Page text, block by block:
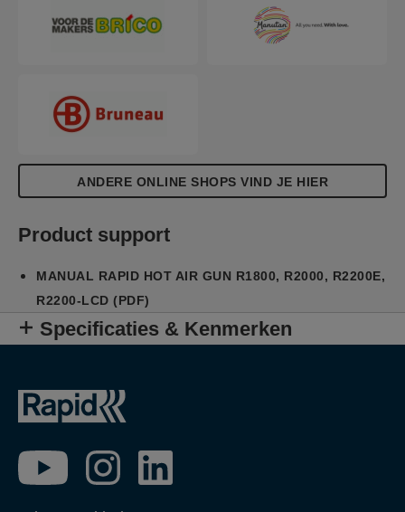
Geleverd in een handige beschermende opberg-
en transportkoffer met een snelstartgids die u helpt
ANDERE ONLINE SHOPS VIND JE HIER
Product support
MANUAL RAPID HOT AIR GUN R1800, R2000, R2200E,
R2200-LCD (PDF)
Specificaties & Kenmerken